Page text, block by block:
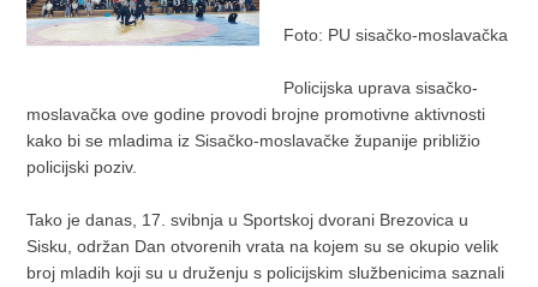
Foto: PU sisačko-moslavačka
Policijska uprava sisačko-
moslavačka ove godine provodi brojne promotivne aktivnosti
kako bi se mladima iz Sisačko-moslavačke županije približio
policijski poziv.
Tako je danas, 17. svibnja u Sportskoj dvorani Brezovica u
Sisku, održan Dan otvorenih vrata na kojem su se okupio velik
broj mladih koji su u druženju s policijskim službenicima saznali